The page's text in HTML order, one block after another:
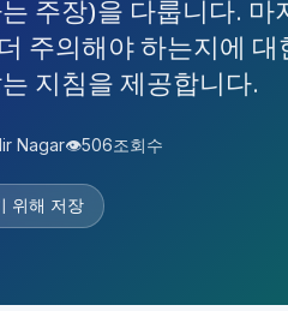
주장)을 다룹니다. 마
주의해야 하는지에
지침을 제공합니다.
Nagar👁️506조회수
위해 저장